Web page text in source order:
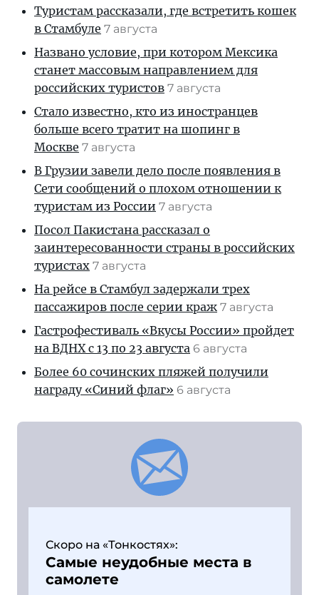
Туристам рассказали, где встретить кошек
в Стамбуле 7 августа
Названо условие, при котором Мексика
станет массовым направлением для
российских туристов 7 августа
Стало известно, кто из иностранцев
больше всего тратит на шопинг в
Москве 7 августа
В Грузии завели дело после появления в
Сети сообщений о плохом отношении к
туристам из России 7 августа
Посол Пакистана рассказал о
заинтересованности страны в российских
туристах 7 августа
На рейсе в Стамбул задержали трех
пассажиров после серии краж 7 августа
Гастрофестиваль «Вкусы России» пройдет
на ВДНХ с 13 по 23 августа 6 августа
Более 60 сочинских пляжей получили
награду «Синий флаг» 6 августа
Скоро на «Тонкостях»:
Самые неудобные места в
самолете